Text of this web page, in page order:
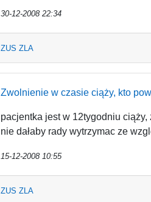
30-12-2008 22:34
ZUS ZLA
Zwolnienie w czasie ciąży, kto
pacjentka jest w 12tygodniu
nie dałaby rady wytrzymac ze
15-12-2008 10:55
ZUS ZLA